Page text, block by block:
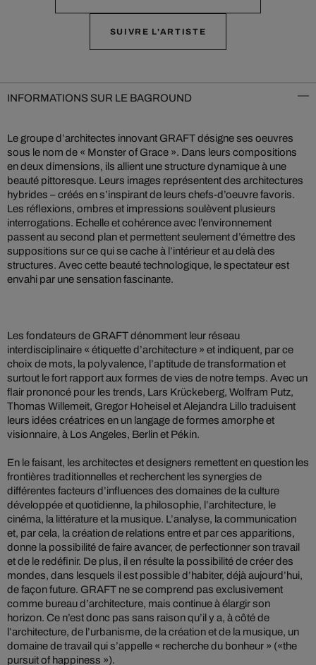
SUIVRE L'ARTISTE
INFORMATIONS SUR LE BAGROUND
Le groupe d’architectes innovant GRAFT désigne ses oeuvres
sous le nom de « Monster of Grace ». Dans leurs compositions
en deux dimensions, ils allient une structure dynamique à une
beauté pittoresque. Leurs images représentent des architectures
hybrides – créés en s’inspirant de leurs chefs-d’oeuvre favoris.
Les réflexions, ombres et impressions soulèvent plusieurs
interrogations. Echelle et cohérence avec l’environnement
passent au second plan et permettent seulement d’émettre des
suppositions sur ce qui se cache à l’intérieur et au delà des
structures. Avec cette beauté technologique, le spectateur est
envahi par une sensation fascinante.
Les fondateurs de GRAFT dénomment leur réseau
interdisciplinaire « étiquette d’architecture » et indiquent, par ce
choix de mots, la polyvalence, l’aptitude de transformation et
surtout le fort rapport aux formes de vies de notre temps. Avec un
flair prononcé pour les trends, Lars Krückeberg, Wolfram Putz,
Thomas Willemeit, Gregor Hoheisel et Alejandra Lillo traduisent
leurs idées créatrices en un langage de formes amorphe et
visionnaire, à Los Angeles, Berlin et Pékin.
En le faisant, les architectes et designers remettent en question les
frontières traditionnelles et recherchent les synergies de
différentes facteurs d’influences des domaines de la culture
développée et quotidienne, la philosophie, l’architecture, le
cinéma, la littérature et la musique. L’analyse, la communication
et, par cela, la création de relations entre et par ces apparitions,
donne la possibilité de faire avancer, de perfectionner son travail
et de le redéfinir. De plus, il en résulte la possibilité de créer des
mondes, dans lesquels il est possible d’habiter, déjà aujourd’hui,
de façon future. GRAFT ne se comprend pas exclusivement
comme bureau d’architecture, mais continue à élargir son
horizon. Ce n’est donc pas sans raison qu’il y a, à côté de
l’architecture, de l’urbanisme, de la création et de la musique, un
domaine de travail qui s’appelle « recherche du bonheur » («the
pursuit of happiness »).